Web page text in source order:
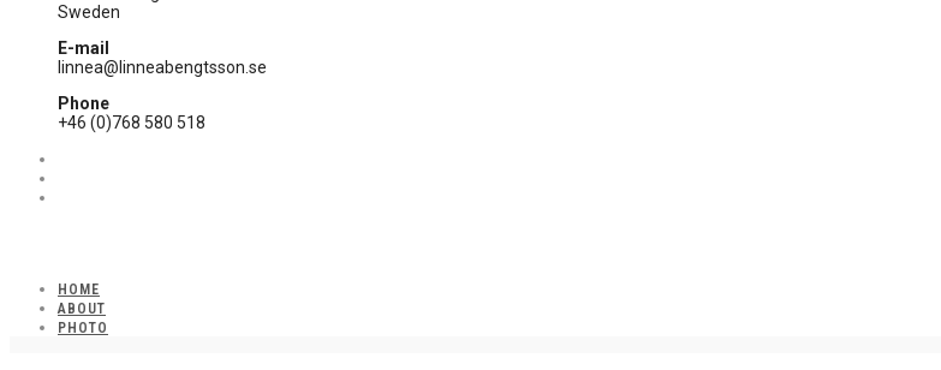
Sweden
E-mail
linnea@linneabengtsson.se
Phone
+46 (0)768 580 518
HOME
ABOUT
PHOTO